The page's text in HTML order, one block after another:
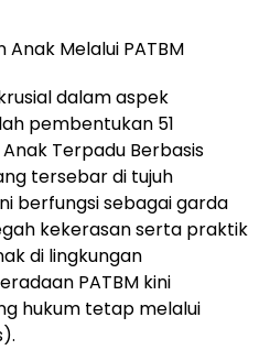
Melalui PATBM
dalam aspek
pembentukan 51
Terpadu Berbasis
tersebar di tujuh
berfungsi sebagai garda
kekerasan serta praktik
di lingkungan
PATBM kini
hukum tetap melalui